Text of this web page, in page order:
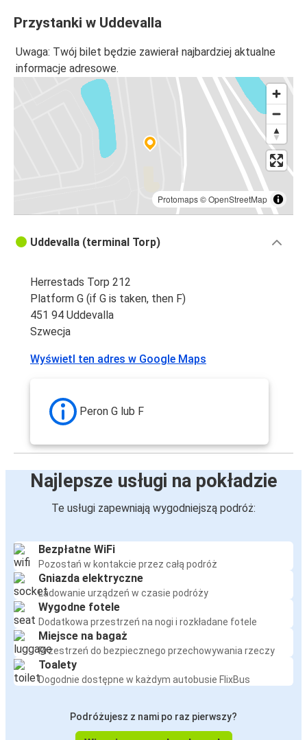
Przystanki w Uddevalla
Uwaga: Twój bilet będzie zawierał najbardziej aktualne
informacje adresowe.
Protomaps©OpenStreetMap
Uddevalla (terminal Torp)
Herrestads Torp 212
Platform G (if G is taken, then F)
451 94 Uddevalla
Szwecja
Wyświetl ten adres w Google Maps
Peron G lub F
Najlepsze usługi na pokładzie
Te usługi zapewniają wygodniejszą podróż:
Bezpłatne WiFi
Pozostań w kontakcie przez całą podróż
Gniazda elektryczne
Ładowanie urządzeń w czasie podróży
Wygodne fotele
Dodatkowa przestrzeń na nogi i rozkładane fotele
Miejsce na bagaż
Przestrzeń do bezpiecznego przechowywania rzeczy
Toalety
Dogodnie dostępne w każdym autobusie FlixBus
Podróżujesz z nami po raz pierwszy?